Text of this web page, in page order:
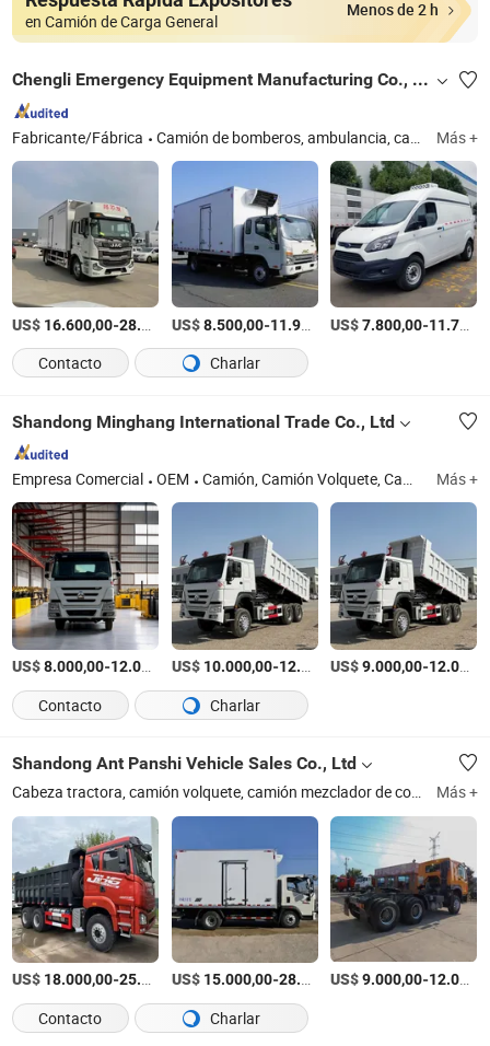
en Camión de Carga General
Menos de 2 h
Chengli Emergency Equipment Manufacturing Co., Ltd
Fabricante/Fábrica Camión de bomberos, ambulancia, camión de remolque, grúa, camión de extinción de incendios, camión de espuma, vehículo de extinción de incendios, vehículo de rescate, vehículo de suministro de energía de emergencia, coche ambulancia Más +
US$ 16.600,00-28.500,00 /Pieza
US$8.500,00-11.900,00 /Pieza
US$7.800,00-11.700,00
Contacto Charlar
Shandong Minghang International Trade Co., Ltd
Empresa Comercial OEM Camión, Camión Volquete, Camión Tractora, Camión Mezclador de Cemento, Remolque, Semirremolque, Camión Volquete Usado, Piezas de Remolque, Camioneta, Excavadora, Montacargas, Carro de Mineral Más +
US$8.000,00-12.000,00 /Pieza
US$ 10.000,00-12.000,00 /Pieza
US$9.000,00-12.000,00
Contacto Charlar
Shandong Ant Panshi Vehicle Sales Co., Ltd
Cabeza tractora, camión volquete, camión mezclador de concreto, semirremolque, maquinaria de construcción, vehículos especializados, vehículos agrícolas, accesorios, tuk-tuk, perforadora Más +
US$ 18.000,00-25.000,00 /unit
US$ 15.000,00-28.000,00 /unit
US$9.000,00-12.000,00
Contacto Charlar